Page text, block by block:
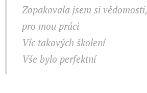
Zopakovala jsem si
pro mou práci
Víc takových školení
Vše bylo perfektní